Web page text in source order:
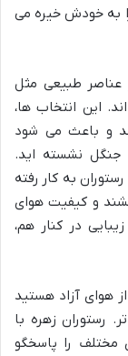
به خودش خیره می
عناصر طبیعی مثل
این انتخاب ها،
و باعث می شود
نشسته اید.
به کار رفته
و کیفیت هوای
در کنار هم،
هوای آزاد هستید
رستوران زهره با
مختلف را پاسخگو